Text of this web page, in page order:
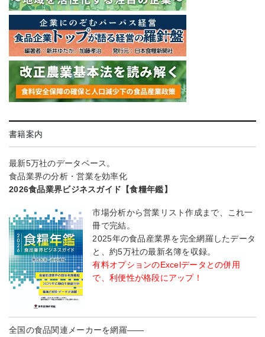
書籍案内
最新5万社のデータベース。
食品業界の分析・営業を効率化
2026食品業界ビジネスガイド【食糧年鑑】
市場分析から営業リスト作成まで、これ一
冊で完結。
2025年の食品産業界を完全網羅したデータ
と、約5万社の最新名簿を収録。
有料オプションのExcelデータとの併用
で、利便性が格段にアップ！
全国の食品関連メーカーを網羅――